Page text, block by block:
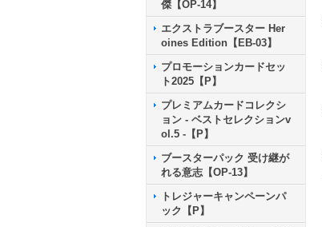
傑【OP-14】
エクストラブースター Her
oines Edition【EB-03】
プロモーションカードセッ
ト2025【P】
プレミアムカードコレクシ
ョン - ベストセレクションv
ol.5 -【P】
ブースターパック 受け継が
れる意志【OP-13】
トレジャーキャンペーンパ
ック【P】